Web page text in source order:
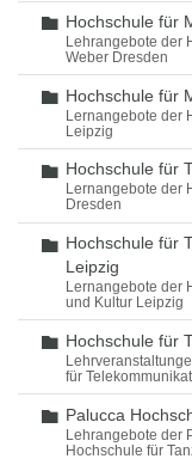
Ordner
Hochschule für
Lehrangebote der
Weber Dresden
Ordner
Hochschule für
Lernangebote der
Leipzig
Ordner
Hochschule für
Lernangebote der
Dresden
Ordner
Hochschule für
Leipzig
Lernangebote der
und Kultur Leipzig
Ordner
Hochschule für
für
Ordner
Palucca
Lehrangebote der
Hochschule für